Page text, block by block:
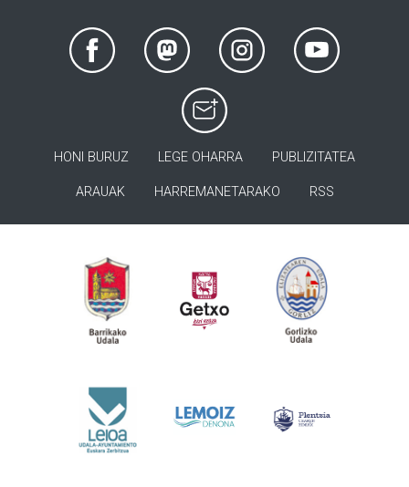
HONI BURUZ LEGE OHARRA PUBLIZITATEA
ARAUAK HARREMANETARAKO RSS